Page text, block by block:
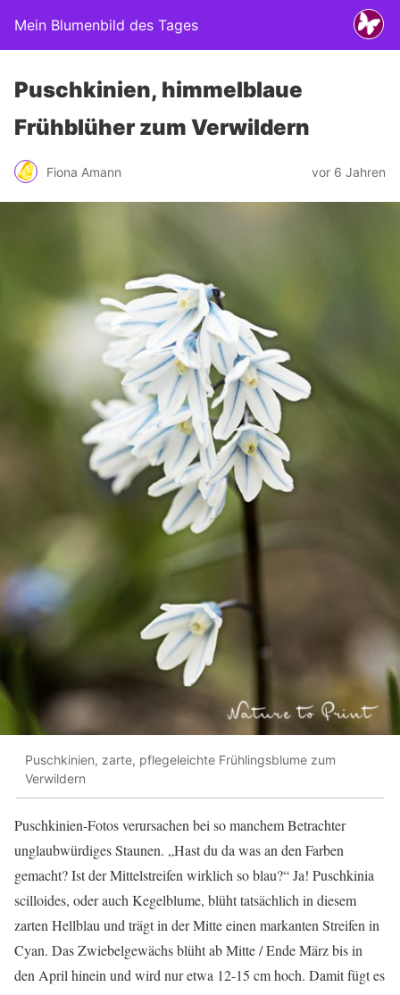
Mein Blumenbild des Tages
Puschkinien, himmelblaue
Frühblüher zum Verwildern
Fiona Amann vor 6 Jahren
Puschkinien, zarte, pflegeleichte Frühlingsblume zum
Verwildern
Puschkinien-Fotos verursachen bei so manchem Betrachter
unglaubwürdiges Staunen. „Hast du da was an den Farben
gemacht? Ist der Mittelstreifen wirklich so blau?“ Ja! Puschkinia
scilloides, oder auch Kegelblume, blüht tatsächlich in diesem
zarten Hellblau und trägt in der Mitte einen markanten Streifen in
Cyan. Das Zwiebelgewächs blüht ab Mitte / Ende März bis in
den April hinein und wird nur etwa 12-15 cm hoch. Damit fügt es